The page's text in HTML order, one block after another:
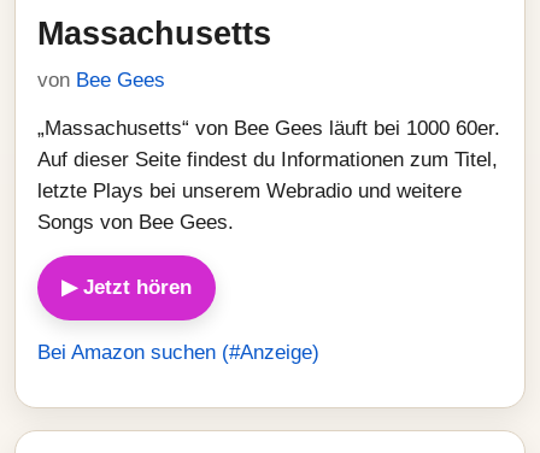
Massachusetts
von Bee Gees
„Massachusetts“ von Bee Gees läuft bei 1000 60er.
Auf dieser Seite findest du Informationen zum Titel,
letzte Plays bei unserem Webradio und weitere
Songs von Bee Gees.
▶ Jetzt hören
Bei Amazon suchen (#Anzeige)